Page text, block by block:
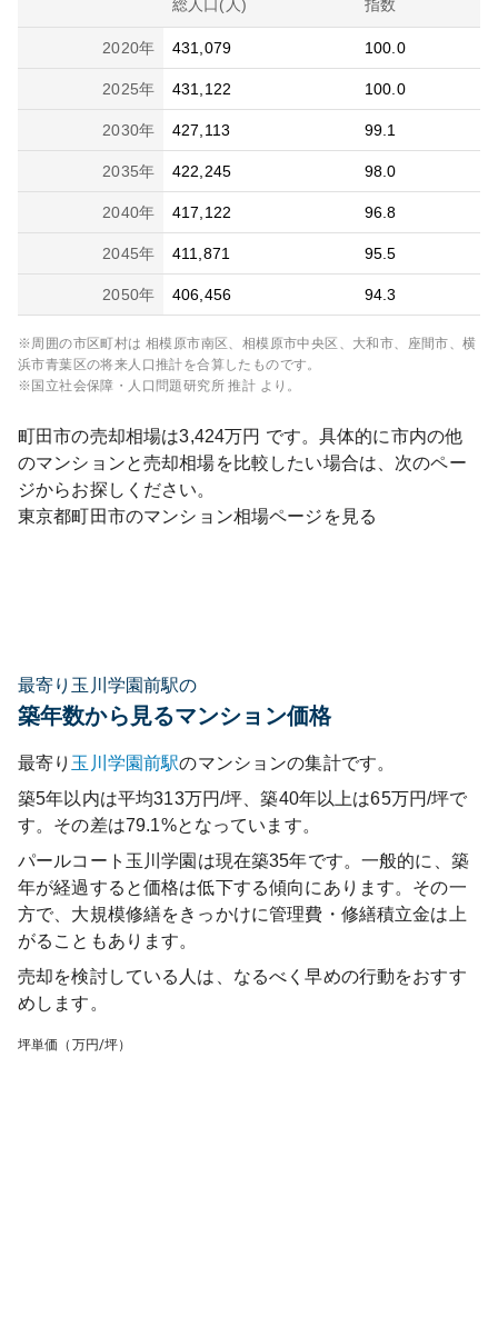
総人口(人) 指数
2020年 431,079 100.0
2025年 431,122 100.0
2030年 427,113 99.1
2035年 422,245 98.0
2040年 417,122 96.8
2045年 411,871 95.5
2050年 406,456 94.3
※周囲の市区町村は 相模原市南区、相模原市中央区、大和市、座間市、横
浜市青葉区の将来人口推計を合算したものです。
※国立社会保障・人口問題研究所 推計 より。
町田市の売却相場は3,424万円 です。具体的に市内の他
のマンションと売却相場を比較したい場合は、次のペー
ジからお探しください。
東京都町田市のマンション相場ページを見る
最寄り玉川学園前駅の
築年数から見るマンション価格
最寄り 玉川学園前駅のマンションの集計です。
築5年以内は平均313万円/坪、築40年以上は65万円/坪で
す。その差は79.1%となっています。
パールコート玉川学園 は現在築35年です。一般的に、築
年が経過すると価格は低下する傾向にあります。その一
方で、大規模修繕をきっかけに管理費・修繕積立金は上
がることもあります。
売却を検討している人は、なるべく早めの行動をおすす
めします。
坪単価（万円/坪）